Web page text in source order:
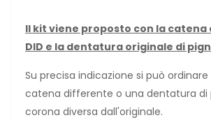
Il kit viene proposto con la
DID e la dentatura originale di
Su precisa indicazione si può
catena differente o una dentatura di
corona diversa dall'originale.